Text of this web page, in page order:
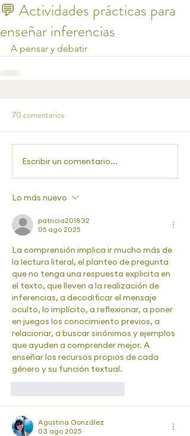
💬 Actividades prácticas para
enseñar inferencias
A pensar y debatir
70 comentarios
Escribir un comentario...
Lo más nuevo
patricia201832
05 ago 2025
La comprensión implica ir mucho más de
la lectura literal, el planteo de pregunta
que no tenga una respuesta explicita en
el texto, que lleven a la realización de
inferencias, a decodificar el mensaje
oculto, lo implícito, a reflexionar, a poner
en juegos los conocimiento previos, a
relacionar, a buscar sinónimos y ejemplos
que ayuden a comprender mejor. A
enseñar los recursos propios de cada
género y su función textual.
Agustina González
03 ago 2025